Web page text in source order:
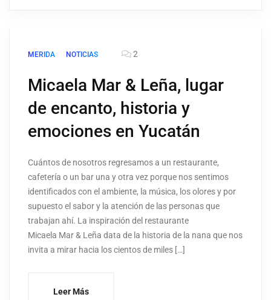
MERIDA NOTICIAS 2
Micaela Mar & Leña, lugar
de encanto, historia y
emociones en Yucatán
Cuántos de nosotros regresamos a un restaurante,
cafetería o un bar una y otra vez porque nos sentimos
identificados con el ambiente, la música, los olores y por
supuesto el sabor y la atención de las personas que
trabajan ahí. La inspiración del restaurante
Micaela Mar & Leña data de la historia de la nana que nos
invita a mirar hacia los cientos de miles […]
Leer Más